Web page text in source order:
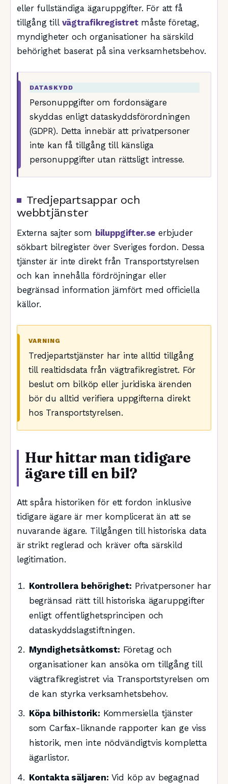
eller fullständiga ägaruppgifter. För att få
tillgång till vägtrafikregistretmåste företag,
myndigheter och organisationer ha särskild
behörighet baserat på sina verksamhetsbehov.
DATASKYDD
Personuppgifter om fordonsägare
skyddas enligt dataskyddsförordningen
(GDPR). Detta innebär att privatpersoner
inte kan få tillgång till känsliga
personuppgifter utan rättsligt intresse.
Tredjepartsappar och
webbtjänster
Externa sajter som biluppgifter.se erbjuder
sökbart bilregister över Sveriges fordon. Dessa
tjänster är inte direkt från Transportstyrelsen
och kan innehålla fördröjningar eller
begränsad information jämfört med officiella
källor.
VARNING
Tredjepartstjänster har inte alltid tillgång
till realtidsdata från vägtrafikregistret. För
beslut om bilköp eller juridiska ärenden
bör du alltid verifiera uppgifterna direkt
hos Transportstyrelsen.
Hur hittar man tidigare
ägare till en bil?
Att spåra historiken för ett fordon inklusive
tidigare ägare är mer komplicerat än att se
nuvarande ägare. Tillgången till historiska data
är strikt reglerad och kräver ofta särskild
legitimation.
Kontrollera behörighet: Privatpersoner har
begränsad rätt till historiska ägaruppgifter
enligt offentlighetsprincipen och
dataskyddslagstiftningen.
Myndighetsåtkomst: Företag och
organisationer kan ansöka om tillgång till
vägtrafikregistret via Transportstyrelsen om
de kan styrka verksamhetsbehov.
Köpa bilhistorik: Kommersiella tjänster
som Carfax-liknande rapporter kan ge viss
historik, men inte nödvändigtvis kompletta
ägarlistor.
Kontakta säljaren: Vid köp av begagnad